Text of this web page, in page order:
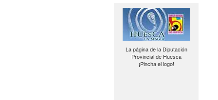
La página de la Diputación
Provincial de Huesca
¡Pincha el logo!